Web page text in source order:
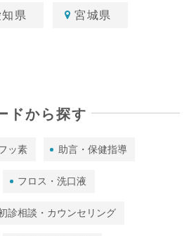
県 宮城県
ドから探す
ッ素 助言・保健指導
フロス・洗口液
診相談・カウンセリング